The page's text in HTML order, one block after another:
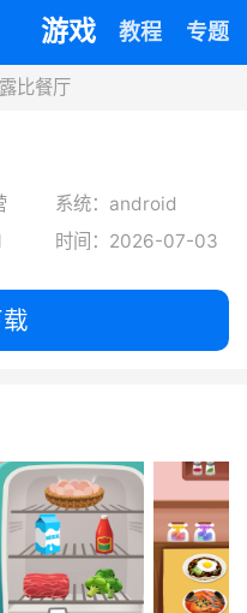
游戏 教程 专题
露比餐厅
系统：android
时间：2026-07-03